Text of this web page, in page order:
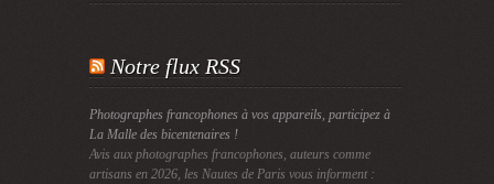
Notre flux RSS
Photographes francophones à vos appareils, participez à
La Malle des bicentenaires !
Avis aux photographes francophones, auteurs comme
artisans en 2026, les Nautes de Paris vous informent :